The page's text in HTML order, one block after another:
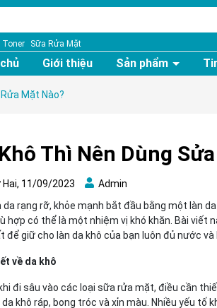
Toner Sữa Rửa Mặt
Giới thiệu Sản phẩm
Mặt Nào?
Thì Nên Dùng
Hai, 11/09/2023
Admin
da rạng rỡ, khỏe mạnh bắt đầu bằng một làn
hợp có thể là một nhiệm vị khó khăn. Bài viết
để giữ cho làn da khô của bạn luôn đủ nước và
về da khô
đi sâu vào các loại sữa rửa mặt, điều cần
da khô ráp, bong tróc và xỉn màu. Nhiều yếu